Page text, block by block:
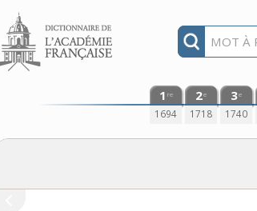
Aller au contenu
1 re
1694
2e
1718
3e
1740